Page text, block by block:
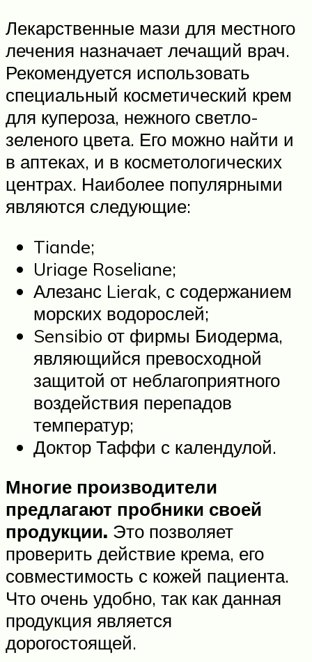
Лекарственные мази для местного
лечения назначает лечащий врач.
Рекомендуется использовать
специальный косметический крем
для купероза, нежного светло-
зеленого цвета. Его можно найти и
в аптеках, и в косметологических
центрах. Наиболее популярными
являются следующие:
Tiande;
Uriage Roseliane;
Алезанс Lierak, с содержанием
морских водорослей;
Sensibio от фирмы Биодерма,
являющийся превосходной
защитой от неблагоприятного
воздействия перепадов
температур;
Доктор Таффи с календулой.
Многие производители
предлагают пробники своей
продукции. Это позволяет
проверить действие крема, его
совместимость с кожей пациента.
Что очень удобно, так как данная
продукция является
дорогостоящей.